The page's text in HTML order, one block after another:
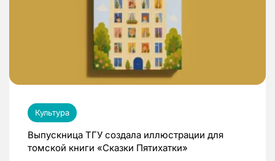
Культура
Выпускница ТГУ создала иллюстрации для
томской книги «Сказки Пятихатки»